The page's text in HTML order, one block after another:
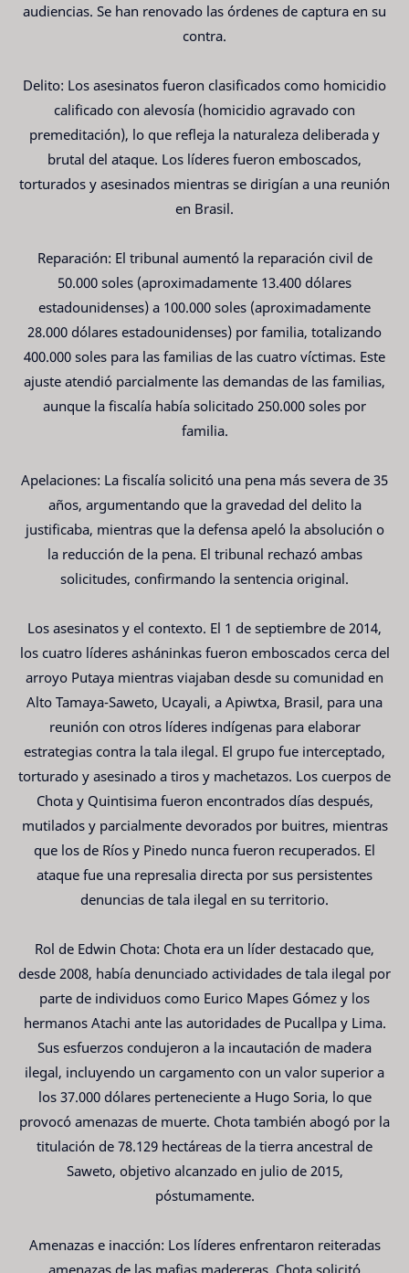
audiencias. Se han renovado las órdenes de captura en su
contra.
Delito: Los asesinatos fueron clasificados como homicidio
calificado con alevosía (homicidio agravado con
premeditación), lo que refleja la naturaleza deliberada y
brutal del ataque. Los líderes fueron emboscados,
torturados y asesinados mientras se dirigían a una reunión
en Brasil.
Reparación: El tribunal aumentó la reparación civil de
50.000 soles (aproximadamente 13.400 dólares
estadounidenses) a 100.000 soles (aproximadamente
28.000 dólares estadounidenses) por familia, totalizando
400.000 soles para las familias de las cuatro víctimas. Este
ajuste atendió parcialmente las demandas de las familias,
aunque la fiscalía había solicitado 250.000 soles por
familia.
Apelaciones: La fiscalía solicitó una pena más severa de 35
años, argumentando que la gravedad del delito la
justificaba, mientras que la defensa apeló la absolución o
la reducción de la pena. El tribunal rechazó ambas
solicitudes, confirmando la sentencia original.
Los asesinatos y el contexto. El 1 de septiembre de 2014,
los cuatro líderes asháninkas fueron emboscados cerca del
arroyo Putaya mientras viajaban desde su comunidad en
Alto Tamaya-Saweto, Ucayali, a Apiwtxa, Brasil, para una
reunión con otros líderes indígenas para elaborar
estrategias contra la tala ilegal. El grupo fue interceptado,
torturado y asesinado a tiros y machetazos. Los cuerpos de
Chota y Quintisima fueron encontrados días después,
mutilados y parcialmente devorados por buitres, mientras
que los de Ríos y Pinedo nunca fueron recuperados. El
ataque fue una represalia directa por sus persistentes
denuncias de tala ilegal en su territorio.
Rol de Edwin Chota: Chota era un líder destacado que,
desde 2008, había denunciado actividades de tala ilegal por
parte de individuos como Eurico Mapes Gómez y los
hermanos Atachi ante las autoridades de Pucallpa y Lima.
Sus esfuerzos condujeron a la incautación de madera
ilegal, incluyendo un cargamento con un valor superior a
los 37.000 dólares perteneciente a Hugo Soria, lo que
provocó amenazas de muerte. Chota también abogó por la
titulación de 78.129 hectáreas de la tierra ancestral de
Saweto, objetivo alcanzado en julio de 2015,
póstumamente.
Amenazas e inacción: Los líderes enfrentaron reiteradas
amenazas de las mafias madereras. Chota solicitó